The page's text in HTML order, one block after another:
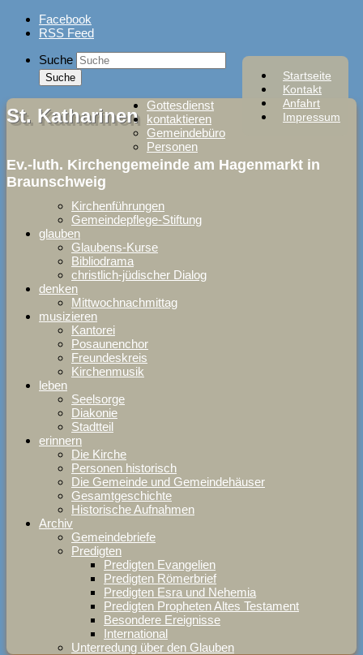
Skip
Facebook
RSS Feed
Startseite
Kontakt
Anfahrt
Impressum
Suche
St. Katharinen
Ev.-luth. Kirchengemeinde am Hagenmarkt in
Braunschweig
Gottesdienst
kontaktieren
Gemeindebüro
Personen
Kirchenführungen
Gemeindepflege-Stiftung
glauben
Glaubens-Kurse
Bibliodrama
christlich-jüdischer Dialog
denken
Mittwochnachmittag
musizieren
Kantorei
Posaunenchor
Freundeskreis
Kirchenmusik
leben
Seelsorge
Diakonie
Stadtteil
erinnern
Die Kirche
Personen historisch
Die Gemeinde und Gemeindehäuser
Gesamtgeschichte
Historische Aufnahmen
Archiv
Gemeindebriefe
Predigten
Predigten Evangelien
Predigten Römerbrief
Predigten Esra und Nehemia
Predigten Propheten Altes Testament
Besondere Ereignisse
International
Unterredung über den Glauben